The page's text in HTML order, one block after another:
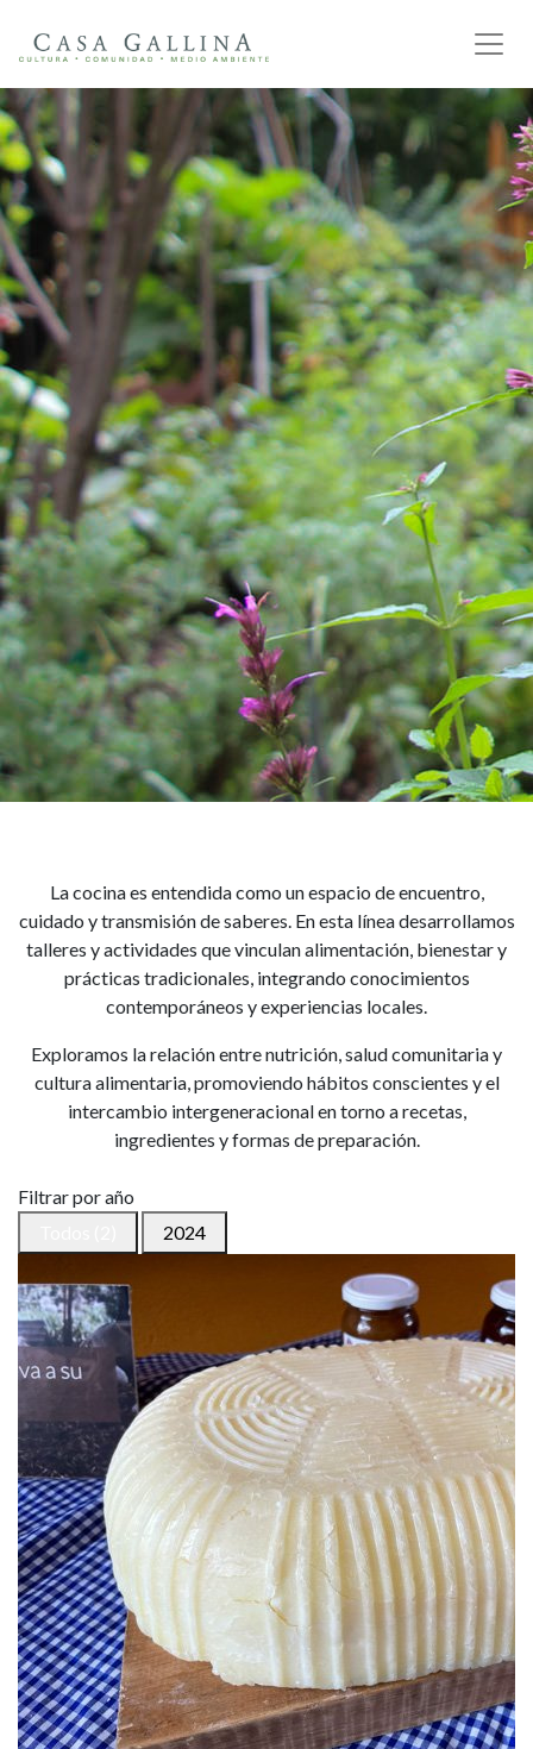
La cocina es entendida como un espacio de encuentro,
cuidado y transmisión de saberes. En esta línea desarrollamos
talleres y actividades que vinculan alimentación, bienestar y
prácticas tradicionales, integrando conocimientos
contemporáneos y experiencias locales.
Exploramos la relación entre nutrición, salud comunitaria y
cultura alimentaria, promoviendo hábitos conscientes y el
intercambio intergeneracional en torno a recetas,
ingredientes y formas de preparación.
Filtrar por año
2024